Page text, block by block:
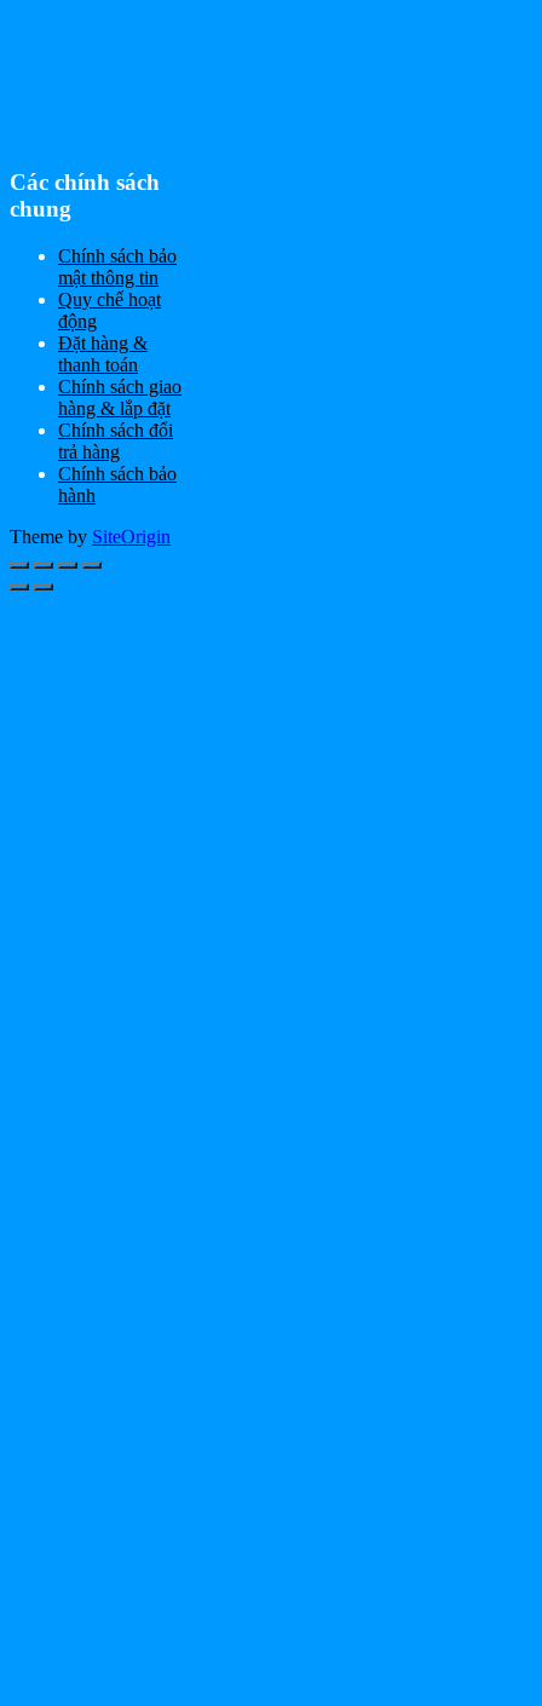
Các chính sách
chung
Chính sách bảo
mật thông tin
Quy chế hoạt
động
Đặt hàng &
thanh toán
Chính sách giao
hàng & lắp đặt
Chính sách đổi
trả hàng
Chính sách bảo
hành
Theme by SiteOrigin